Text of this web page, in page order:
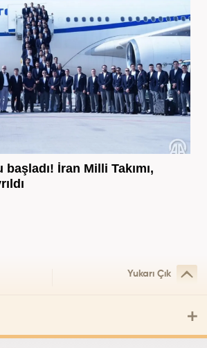
İran Milli Takımı,
Yukarı Çık